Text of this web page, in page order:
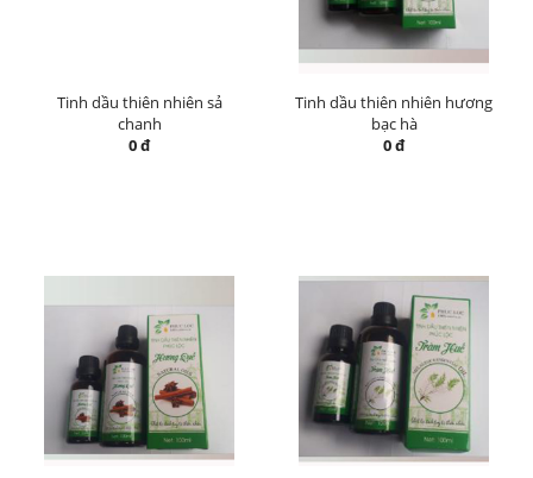
Tinh dầu thiên nhiên sả
chanh
0 đ
Tinh dầu thiên nhiên hương
bạc hà
0 đ